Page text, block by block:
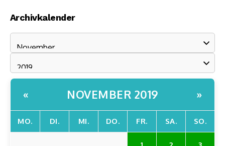
Archivkalender
« NOVEMBER 2019 »
MO. DI. MI. DO. FR. SA. SO.